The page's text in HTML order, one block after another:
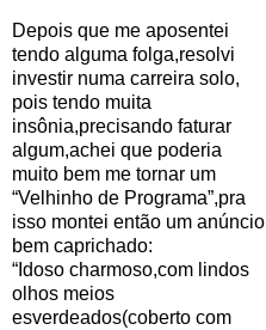
Depois que me aposentei
tendo alguma folga,resolvi
investir numa carreira solo,
pois tendo muita
insônia,precisando faturar
algum,achei que poderia
muito bem me tornar um
“Velhinho de Programa”,pra
isso montei então um anúncio
bem caprichado:
“ Idoso charmoso,com lindos
olhos meios
esverdeados(coberto com